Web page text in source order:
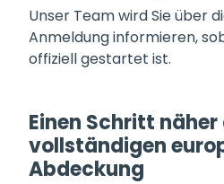
Unser Team wird Sie über
Anmeldung informieren,
offiziell gestartet ist.
Einen Schritt näher
vollständigen
Abdeckung